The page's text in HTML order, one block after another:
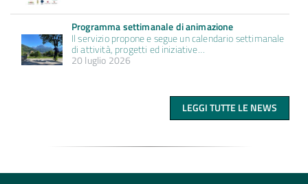
Programma settimanale di animazione
Il servizio propone e segue un calendario settimanale
di attività, progetti ed iniziative…
20 luglio 2026
LEGGI TUTTE LE NEWS